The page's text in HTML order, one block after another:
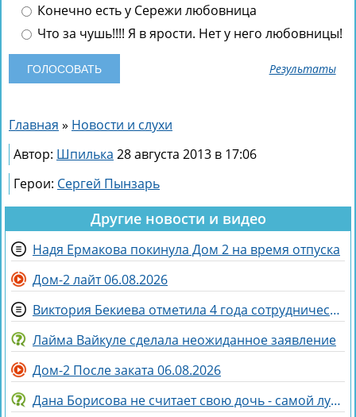
Конечно есть у Сережи любовница
Что за чушь!!!! Я в ярости. Нет у него любовницы!
Результаты
Главная » Новости и слухи
Автор: Шпилька 28 августа 2013 в 17:06
Герои: Сергей Пынзарь
Другие новости и видео
Надя Ермакова покинула Дом 2 на время отпуска
Дом-2 лайт 06.08.2026
Виктория Бекиева отметила 4 года сотрудничества с Домом 2
Лайма Вайкуле сделала неожиданное заявление
Дом-2 После заката 06.08.2026
Дана Борисова не считает свою дочь - самой лучшей дочерью на свете